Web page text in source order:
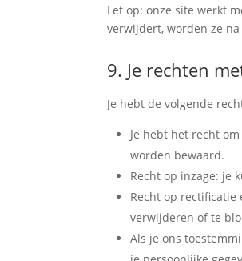
Let op: onze site werkt
verwijdert, worden ze
9. Je rechten
Je hebt de volgende
Je hebt het recht
worden bewaard.
Recht op inzage: je
Recht op
verwijderen of te
Als je ons